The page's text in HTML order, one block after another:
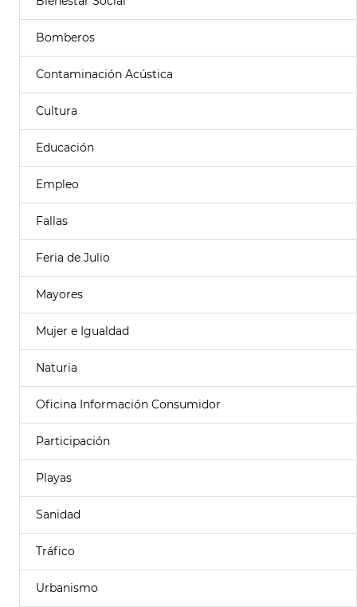
Bomberos
Contaminación Acústica
Cultura
Educación
Empleo
Fallas
Feria de Julio
Mayores
Mujer e Igualdad
Naturia
Oficina Información Consumidor
Participación
Playas
Sanidad
Tráfico
Urbanismo